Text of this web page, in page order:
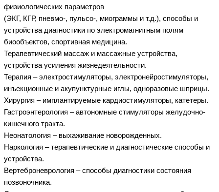
физиологических параметров
(ЭКГ, КГР, пневмо-, пульсо-, миограммы и т.д.), способы и
устройства диагностики по электромагнитным полям
биообъектов, спортивная медицина.
Терапевтический массаж и массажные устройства,
устройства усиления жизнедеятельности.
Терапия – электростимуляторы, электронейростимуляторы,
инъекционные и акупунктурные иглы, одноразовые шприцы.
Хирургия – имплантируемые кардиостимуляторы, катетеры.
Гастроэнтерология – автономные стимуляторы желудочно-
кишечного тракта.
Неонатология – выхаживание новорожденных.
Наркология – терапевтические и диагностические способы и
устройства.
Вертеброневрология – способы диагностики состояния
позвоночника.